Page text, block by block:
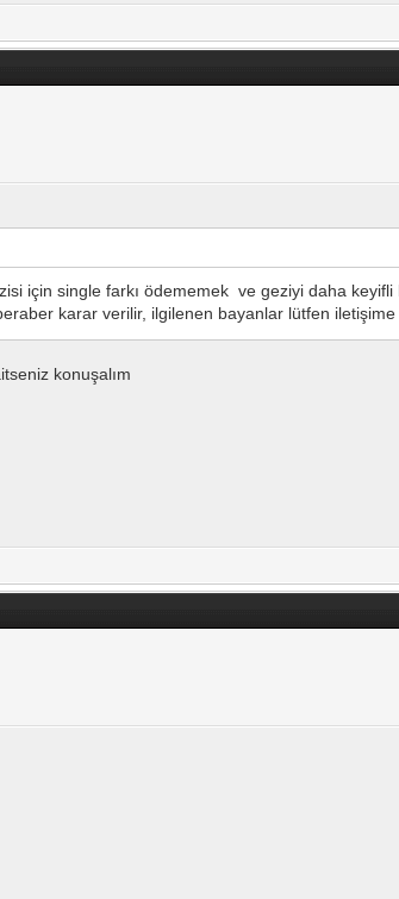
için single farkı ödememek ve geziyi daha
karar verilir, ilgilenen bayanlar lütfen
konuşalım